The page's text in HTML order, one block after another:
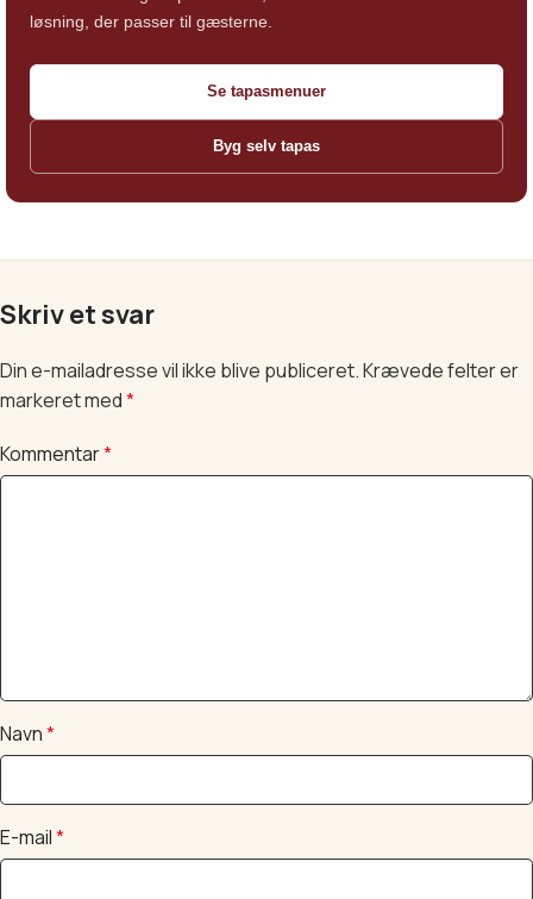
løsning, der passer til gæsterne.
Se tapasmenuer
Byg selv tapas
Skriv et svar
Din e-mailadresse vil ikke blive publiceret.Krævede felter er
markeret med*
Kommentar*
Navn*
E-mail*